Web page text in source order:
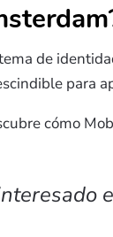
de
para
cómo